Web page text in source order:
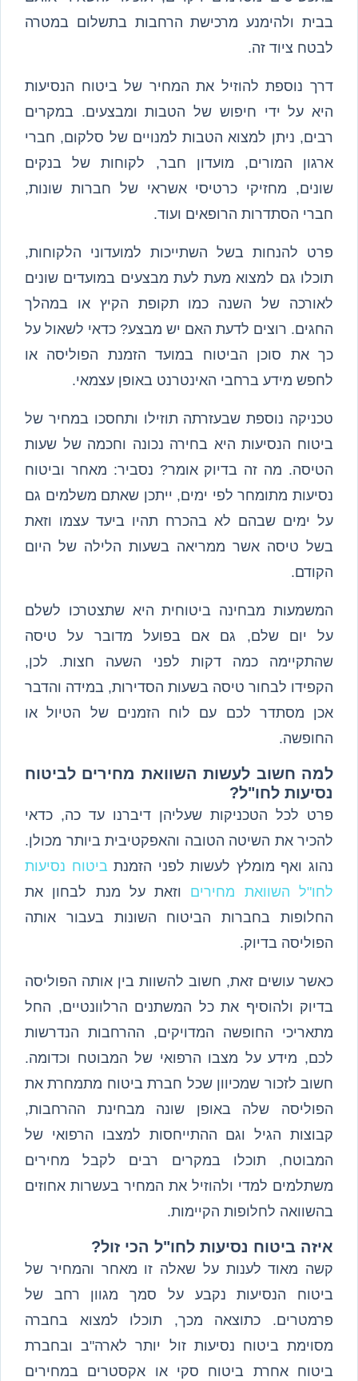
בבית ולהימנע מרכישת הרחבות בתשלום במטרה
לבטח ציוד זה.
דרך נוספת להוזיל את המחיר של ביטוח הנסיעות
היא על ידי חיפוש של הטבות ומבצעים. במקרים
רבים, ניתן למצוא הטבות למנויים של סלקום, חברי
ארגון המורים, מועדון חבר, לקוחות של בנקים
שונים, מחזיקי כרטיסי אשראי של חברות שונות,
חברי הסתדרות הרופאים ועוד.
פרט להנחות בשל השתייכות למועדוני הלקוחות,
תוכלו גם למצוא מעת לעת מבצעים במועדים שונים
לאורכה של השנה כמו תקופת הקיץ או במהלך
החגים. רוצים לדעת האם יש מבצע? כדאי לשאול על
כך את סוכן הביטוח במועד הזמנת הפוליסה או
לחפש מידע ברחבי האינטרנט באופן עצמאי.
טכניקה נוספת שבעזרתה תוזילו ותחסכו במחיר של
ביטוח הנסיעות היא בחירה נכונה וחכמה של שעות
הטיסה. מה זה בדיוק אומר? נסביר: מאחר וביטוח
נסיעות מתומחר לפי ימים, ייתכן שאתם משלמים גם
על ימים שבהם לא בהכרח תהיו ביעד עצמו וזאת
בשל טיסה אשר ממריאה בשעות הלילה של היום
הקודם.
המשמעות מבחינה ביטוחית היא שתצטרכו לשלם
על יום שלם, גם אם בפועל מדובר על טיסה
שהתקיימה כמה דקות לפני השעה חצות. לכן,
הקפידו לבחור טיסה בשעות הסדירות, במידה והדבר
אכן מסתדר לכם עם לוח הזמנים של הטיול או
החופשה.
למה חשוב לעשות השוואת מחירים לביטוח
נסיעות לחו"ל?
פרט לכל הטכניקות שעליהן דיברנו עד כה, כדאי
להכיר את השיטה הטובה והאפקטיבית ביותר מכולן.
נהוג ואף מומלץ לעשות לפני הזמנתביטוח נסיעות
לחו"ל השוואת מחירים וזאת על מנת לבחון את
החלופות בחברות הביטוח השונות בעבור אותה
הפוליסה בדיוק.
כאשר עושים זאת, חשוב להשוות בין אותה הפוליסה
בדיוק ולהוסיף את כל המשתנים הרלוונטיים, החל
מתאריכי החופשה המדויקים, ההרחבות הנדרשות
לכם, מידע על מצבו הרפואי של המבוטח וכדומה.
חשוב לזכור שמכיוון שכל חברת ביטוח מתמחרת את
הפוליסה שלה באופן שונה מבחינת ההרחבות,
קבוצות הגיל וגם ההתייחסות למצבו הרפואי של
המבוטח, תוכלו במקרים רבים לקבל מחירים
משתלמים למדי ולהוזיל את המחיר בעשרות אחוזים
בהשוואה לחלופות הקיימות.
איזה ביטוח נסיעות לחו"ל הכי זול?
קשה מאוד לענות על שאלה זו מאחר והמחיר של
ביטוח הנסיעות נקבע על סמך מגוון רחב של
פרמטרים. כתוצאה מכך, תוכלו למצוא בחברה
מסוימת ביטוח נסיעות זול יותר לארה"ב ובחברת
ביטוח אחרת ביטוח סקי או אקסטרים במחירים